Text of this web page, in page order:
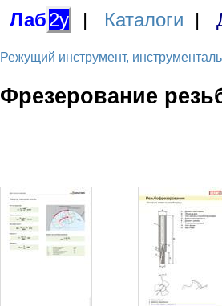
Лаб2у | Каталоги |
Режущий инструмент,
Фрезерование